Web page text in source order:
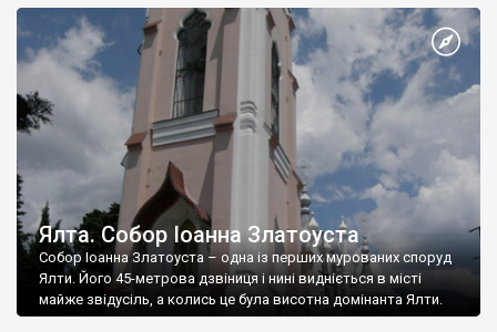
Ялта. Собор Іоанна Златоуста
Собор Іоанна Златоуста – одна із перших мурованих споруд
Ялти. Його 45-метрова дзвіниця і нині видніється в місті
майже звідусіль, а колись це була висотна домінанта Ялти.